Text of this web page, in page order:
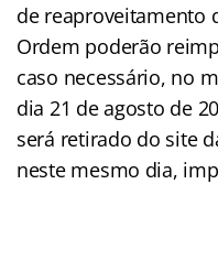
de reaproveitamento
Ordem poderão
caso necessário, no
dia 21 de agosto de
será retirado do site
neste mesmo dia,